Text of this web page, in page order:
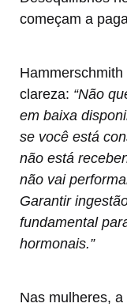
começam a
clareza: “Não
em baixa
se você está
não está
não vai
Garantir
fundamental
hormonais.”
Nas mulheres, a